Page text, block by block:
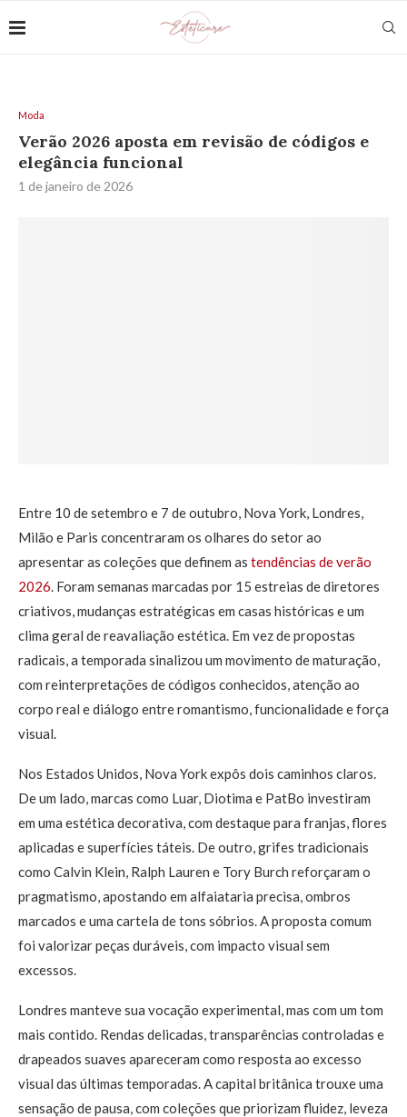
Moda
Verão 2026 aposta em revisão de códigos e
elegância funcional
1 de janeiro de 2026
Entre 10 de setembro e 7 de outubro, Nova York, Londres,
Milão e Paris concentraram os olhares do setor ao
apresentar as coleções que definem as tendências de verão
2026. Foram semanas marcadas por 15 estreias de diretores
criativos, mudanças estratégicas em casas históricas e um
clima geral de reavaliação estética. Em vez de propostas
radicais, a temporada sinalizou um movimento de maturação,
com reinterpretações de códigos conhecidos, atenção ao
corpo real e diálogo entre romantismo, funcionalidade e força
visual.
Nos Estados Unidos, Nova York expôs dois caminhos claros.
De um lado, marcas como Luar, Diotima e PatBo investiram
em uma estética decorativa, com destaque para franjas, flores
aplicadas e superfícies táteis. De outro, grifes tradicionais
como Calvin Klein, Ralph Lauren e Tory Burch reforçaram o
pragmatismo, apostando em alfaiataria precisa, ombros
marcados e uma cartela de tons sóbrios. A proposta comum
foi valorizar peças duráveis, com impacto visual sem
excessos.
Londres manteve sua vocação experimental, mas com um tom
mais contido. Rendas delicadas, transparências controladas e
drapeados suaves apareceram como resposta ao excesso
visual das últimas temporadas. A capital britânica trouxe uma
sensação de pausa, com coleções que priorizam fluidez, leveza